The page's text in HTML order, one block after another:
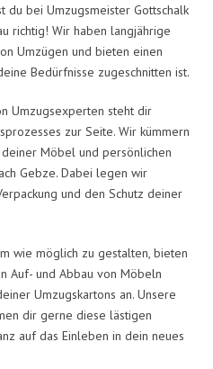
du bei Umzugsmeister Gottschalk
richtig! Wir haben langjährige
Umzügen und bieten einen
Bedürfnisse zugeschnitten ist.
Umzugsexperten steht dir
zur Seite. Wir kümmern
Möbel und persönlichen
Gebze. Dabei legen wir
und den Schutz deiner
wie möglich zu gestalten, bieten
Auf- und Abbau von Möbeln
Umzugskartons an. Unsere
dir gerne diese lästigen
auf das Einleben in dein neues